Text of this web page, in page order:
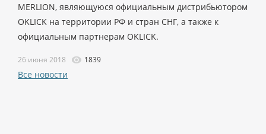
MERLION, являющуюся официальным дистрибьютором
OKLICK на территории РФ и стран СНГ, а также к
официальным партнерам OKLICK.
26 июня 2018 1839
Все новости